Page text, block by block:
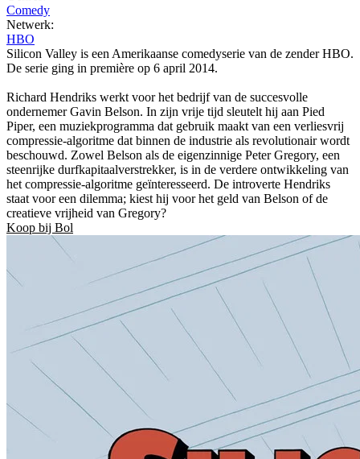
Comedy
Netwerk:
HBO
Silicon Valley is een Amerikaanse comedyserie van de zender HBO.
De serie ging in première op 6 april 2014.
Richard Hendriks werkt voor het bedrijf van de succesvolle
ondernemer Gavin Belson. In zijn vrije tijd sleutelt hij aan Pied
Piper, een muziekprogramma dat gebruik maakt van een verliesvrij
compressie-algoritme dat binnen de industrie als revolutionair wordt
beschouwd. Zowel Belson als de eigenzinnige Peter Gregory, een
steenrijke durfkapitaalverstrekker, is in de verdere ontwikkeling van
het compressie-algoritme geïnteresseerd. De introverte Hendriks
staat voor een dilemma; kiest hij voor het geld van Belson of de
creatieve vrijheid van Gregory?
Koop bij Bol